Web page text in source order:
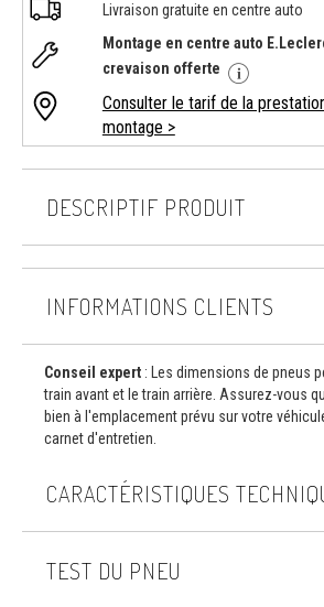
Livraison gratuite en centre auto
Montage en centre auto
crevaison offerte
Consulter le tarif de la
montage >
DESCRIPTIF PRODUIT
INFORMATIONS CLIENTS
Conseil expert : Les dimensions de pneus
train avant et le train arrière. Assurez-vous
bien à l'emplacement prévu sur votre
carnet d'entretien.
CARACTÉRISTIQUES
TEST DU PNEU